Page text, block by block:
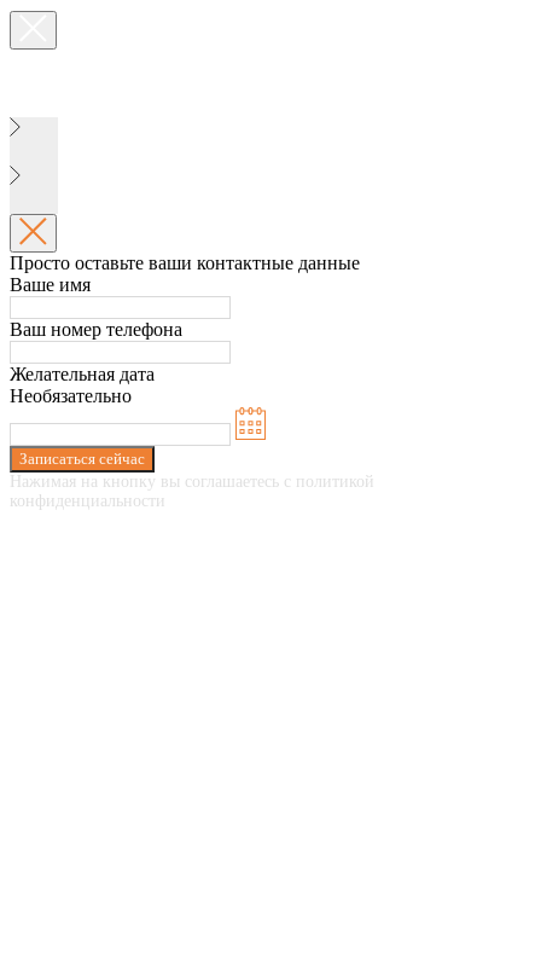
Просто оставьте ваши контактные данные
Ваше имя
Ваш номер телефона
Желательная дата
Необязательно
Записаться сейчас
Нажимая на кнопку вы соглашаетесь с политикой
конфиденциальности